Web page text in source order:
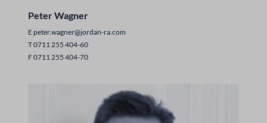
Peter Wagner
Epeter.wagner@jordan-ra.com
T 0711 255 404-60
F 0711 255 404-70